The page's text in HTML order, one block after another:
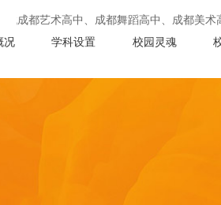
况 学科设置 校园灵魂
都艺术高中、成都舞蹈高中、成都美术高